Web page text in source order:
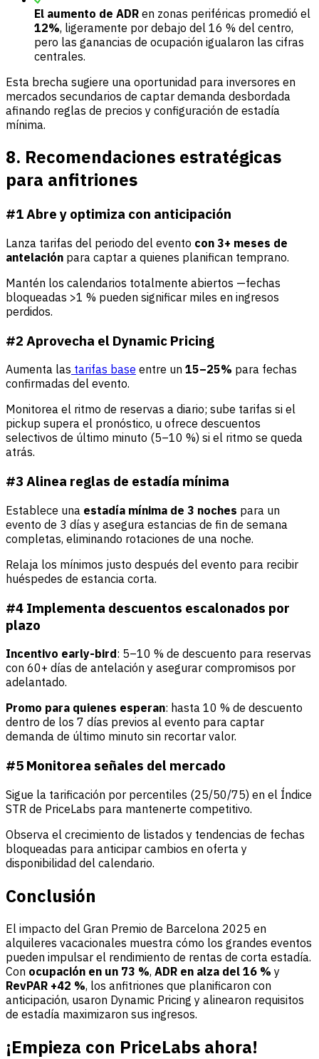
El aumento de ADR en zonas periféricas promedió el
12%, ligeramente por debajo del 16 % del centro,
pero las ganancias de ocupación igualaron las cifras
centrales.
Esta brecha sugiere una oportunidad para inversores en
mercados secundarios de captar demanda desbordada
afinando reglas de precios y configuración de estadía
mínima.
8. Recomendaciones estratégicas
para anfitriones
#1 Abre y optimiza con anticipación
Lanza tarifas del periodo del evento con 3+ meses de
antelación para captar a quienes planifican temprano.
Mantén los calendarios totalmente abiertos —fechas
bloqueadas >1 % pueden significar miles en ingresos
perdidos.
#2 Aprovecha el Dynamic Pricing
Aumenta las tarifas base entre un 15–25% para fechas
confirmadas del evento.
Monitorea el ritmo de reservas a diario; sube tarifas si el
pickup supera el pronóstico, u ofrece descuentos
selectivos de último minuto (5–10 %) si el ritmo se queda
atrás.
#3 Alinea reglas de estadía mínima
Establece una estadía mínima de 3 noches para un
evento de 3 días y asegura estancias de fin de semana
completas, eliminando rotaciones de una noche.
Relaja los mínimos justo después del evento para recibir
huéspedes de estancia corta.
#4 Implementa descuentos escalonados por
plazo
Incentivo early-bird: 5–10 % de descuento para reservas
con 60+ días de antelación y asegurar compromisos por
adelantado.
Promo para quienes esperan: hasta 10 % de descuento
dentro de los 7 días previos al evento para captar
demanda de último minuto sin recortar valor.
#5 Monitorea señales del mercado
Sigue la tarificación por percentiles (25/50/75) en el Índice
STR de PriceLabs para mantenerte competitivo.
Observa el crecimiento de listados y tendencias de fechas
bloqueadas para anticipar cambios en oferta y
disponibilidad del calendario.
Conclusión
El impacto del Gran Premio de Barcelona 2025 en
alquileres vacacionales muestra cómo los grandes eventos
pueden impulsar el rendimiento de rentas de corta estadía.
Con ocupación en un 73 %, ADR en alza del 16 % y
RevPAR +42 %, los anfitriones que planificaron con
anticipación, usaron Dynamic Pricing y alinearon requisitos
de estadía maximizaron sus ingresos.
¡Empieza con PriceLabs ahora!